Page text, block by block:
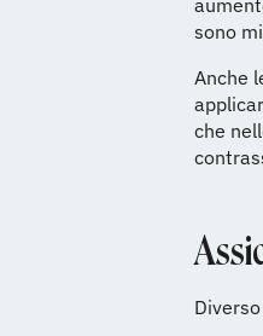
sono
Anche
che